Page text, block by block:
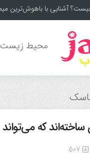
چیست؟ آشنایی با باهوش‌ترین
محیط زیست
که می‌تواند
507